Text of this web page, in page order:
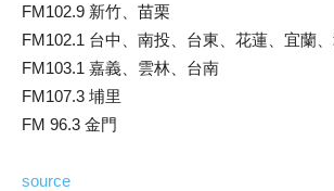
FM102.9 新竹、苗栗
FM102.1 台中、南投、台東、花蓮、宜蘭
FM103.1 嘉義、雲林、台南
FM107.3 埔里
FM 96.3 金門
source